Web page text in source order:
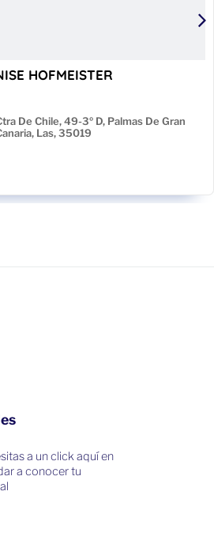
HOFMEISTER
De Chile, 49-3º D, Palmas De Gran
Las, 35019
a un click aquí en
a conocer tu